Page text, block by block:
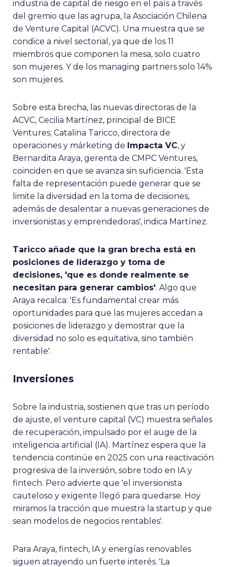
industria de capital de riesgo en el país a través
del gremio que las agrupa, la Asociación Chilena
de Venture Capital (ACVC). Una muestra que se
condice a nivel sectorial, ya que de los 11
miembros que componen la mesa, solo cuatro
son mujeres. Y de los managing partners solo 14%
son mujeres.
Sobre esta brecha, las nuevas directoras de la
ACVC, Cecilia Martínez, principal de BICE
Ventures; Catalina Taricco, directora de
operaciones y márketing de Impacta VC, y
Bernardita Araya, gerenta de CMPC Ventures,
coinciden en que se avanza sin suficiencia. 'Esta
falta de representación puede generar que se
limite la diversidad en la toma de decisiones,
además de desalentar a nuevas generaciones de
inversionistas y emprendedoras', indica Martínez.
Taricco añade que la gran brecha está en
posiciones de liderazgo y toma de
decisiones, 'que es donde realmente se
necesitan para generar cambios'. Algo que
Araya recalca: 'Es fundamental crear más
oportunidades para que las mujeres accedan a
posiciones de liderazgo y demostrar que la
diversidad no solo es equitativa, sino también
rentable'.
Inversiones
Sobre la industria, sostienen que tras un período
de ajuste, el venture capital (VC) muestra señales
de recuperación, impulsado por el auge de la
inteligencia artificial (IA). Martínez espera que la
tendencia continúe en 2025 con una reactivación
progresiva de la inversión, sobre todo en IA y
fintech. Pero advierte que 'el inversionista
cauteloso y exigente llegó para quedarse. Hoy
miramos la tracción que muestra la startup y que
sean modelos de negocios rentables'.
Para Araya, fintech, IA y energías renovables
siguen atrayendo un fuerte interés. 'La